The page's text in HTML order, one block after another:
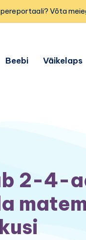
Võta
Beebi Väikelaps
2-4-